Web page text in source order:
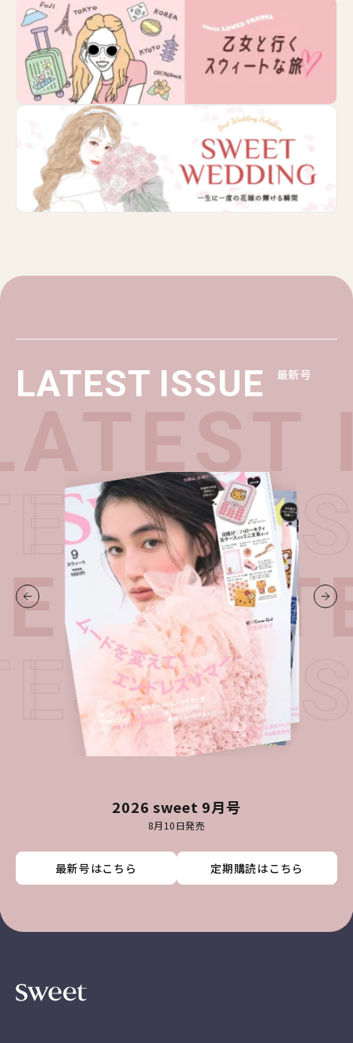
LATEST ISSUE 最新号
2026 sweet 9月号
8月10日発売
最新号はこちら 定期購読はこちら
最新号はこちら 定期購読はこちら
最新号はこちら 定期購読はこちら
最新号はこちら 定期購読はこちら
・